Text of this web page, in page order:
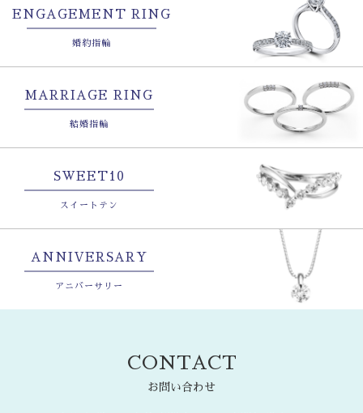
ENGAGEMENT RING
婚約指輪
MARRIAGE RING
結婚指輪
SWEET10
スイートテン
ANNIVERSARY
アニバーサリー
CONTACT
お問い合わせ